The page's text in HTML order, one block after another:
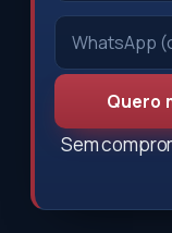
Quero
Sem